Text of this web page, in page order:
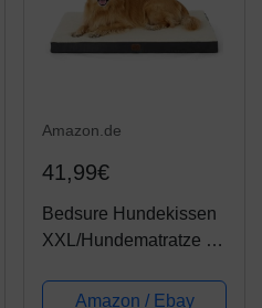
Amazon.de
41,99€
Bedsure Hundekissen
XXL/Hundematratze für
Hunde, eierförmiger
Amazon / Ebay